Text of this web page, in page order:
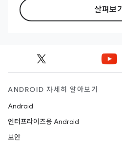
살펴보기
ANDROID 자세히 알아보기
Android
엔터프라이즈용 Android
보안